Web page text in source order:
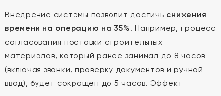
Внедрение системы позволит достичь снижения
времени на операцию на 35%. Например, процесс
согласования поставки строительных
материалов, который ранее занимал до 8 часов
(включая звонки, проверку документов и ручной
ввод), будет сокращён до 5 часов. Эффект